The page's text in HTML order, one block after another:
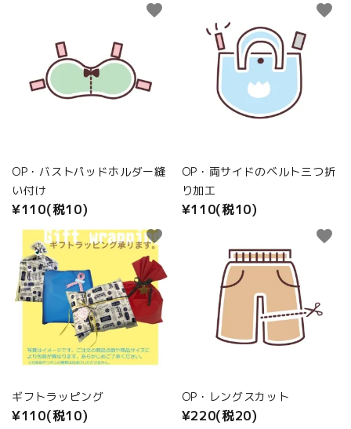
ロンパース オプション加工
ANGEL KIDS WEARのこだわり
ACCOUNT MENU
ようこそ ゲスト 様
meeting_room ログイン person 新規会員登録
OP・バストパッドホルダー縫
い付け
¥110(税10)
favorite
OP・両サイドのベルト三つ折
り加工
¥110(税10)
favorite
ギフトラッピング
¥110(税10)
favorite
OP・レングスカット
¥220(税20)
favorite